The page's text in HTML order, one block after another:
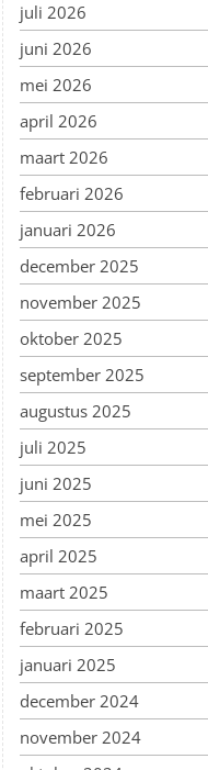
juli 2026
juni 2026
mei 2026
april 2026
maart 2026
februari 2026
januari 2026
december 2025
november 2025
oktober 2025
september 2025
augustus 2025
juli 2025
juni 2025
mei 2025
april 2025
maart 2025
februari 2025
januari 2025
december 2024
november 2024